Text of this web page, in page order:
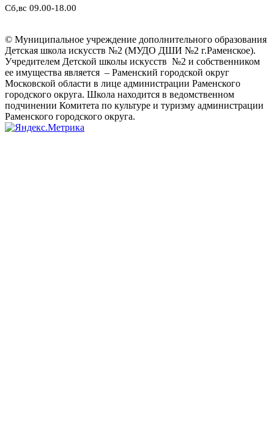
Сб,вс 09.00-18.00
© Муниципальное учреждение дополнительного образования
Детская школа искусств №2 (МУДО ДШИ №2 г.Раменское).
Учредителем Детской школы искусств №2 и собственником
ее имущества является – Раменский городской округ
Московской области в лице администрации Раменского
городского округа. Школа находится в ведомственном
подчинении Комитета по культуре и туризму администрации
Раменского городского округа.